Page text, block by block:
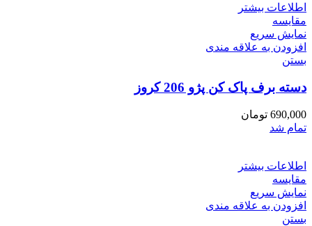
اطلاعات بیشتر
مقایسه
نمایش سریع
افزودن به علاقه مندی
بستن
دسته برف پاک کن پژو 206 کروز
690,000 تومان
تمام شد
اطلاعات بیشتر
مقایسه
نمایش سریع
افزودن به علاقه مندی
بستن